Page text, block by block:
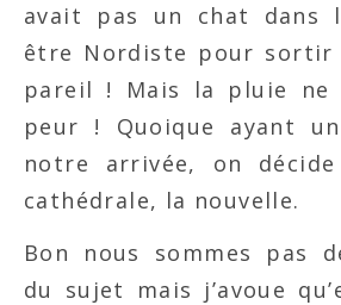
avait pas un chat dans
être Nordiste pour sortir
pareil ! Mais la pluie ne
peur ! Quoique ayant
notre arrivée, on
cathédrale, la nouvelle.
Bon nous sommes pas
du sujet mais j’avoue